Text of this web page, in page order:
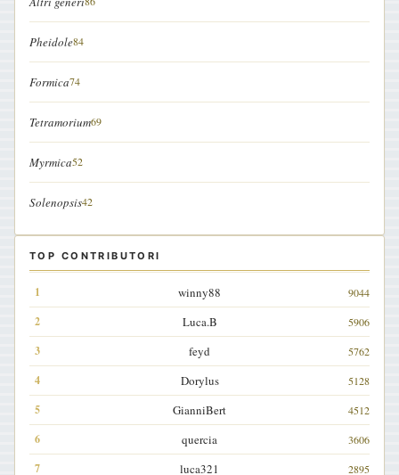
Pheidole84
Formica74
Tetramorium69
Myrmica52
Solenopsis42
TOP CONTRIBUTORI
winny88 9044
Luca.B 5906
feyd 5762
Dorylus 5128
GianniBert 4512
quercia 3606
luca321 2895